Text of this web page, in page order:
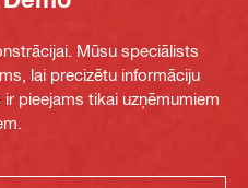
Mūsu speciālists
lai precizētu informāciju
pieejams tikai uzņēmumiem